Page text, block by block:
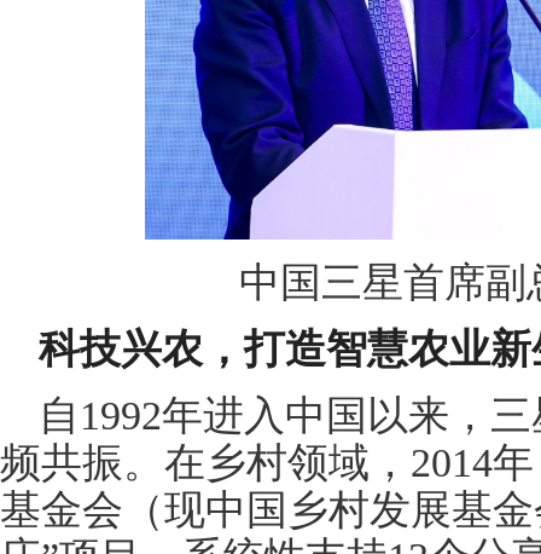
中国三星首席
科技兴农，打造智慧农业
自1992年进入中国以来，
频共振。在乡村领域，2014
基金会（现中国乡村发展基